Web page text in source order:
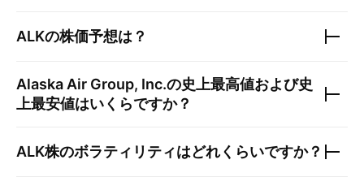
ALKの株価予想は？
Alaska Air Group, Inc.の史上最高値および史
上最安値はいくらですか？
ALK株のボラティリティはどれくらいですか？